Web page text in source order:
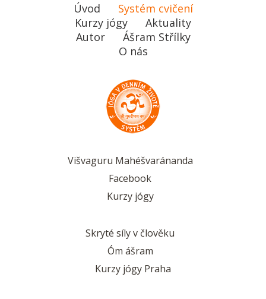
Úvod
Systém cvičení
Kurzy jógy
Aktuality
Autor
Ášram Střílky
O nás
Višvaguru Mahéšvaránanda
Facebook
Kurzy jógy
Skryté síly v člověku
Óm ášram
Kurzy jógy Praha